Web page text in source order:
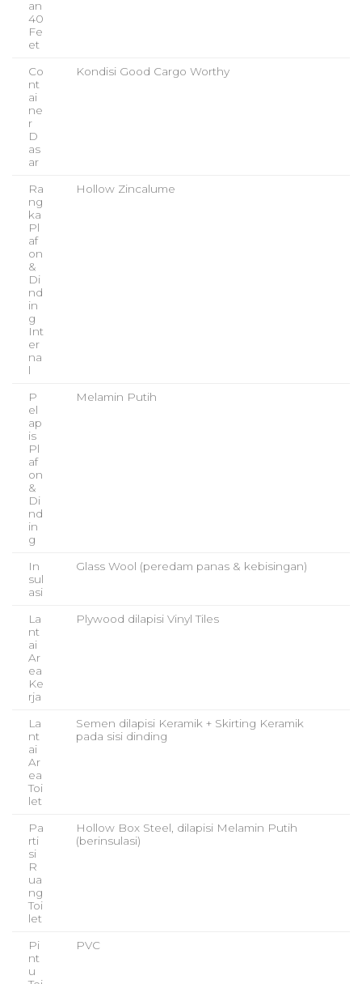
an
40
Fe
et
Co
nt
ai
ne
r
D
as
ar
Kondisi Good Cargo Worthy
Ra
ng
ka
Pl
af
on
&
Di
nd
in
g
Int
er
na
l
Hollow Zincalume
P
el
ap
is
Pl
af
on
&
Di
nd
in
g
Melamin Putih
In
sul
asi
Glass Wool (peredam panas & kebisingan)
La
nt
ai
Ar
ea
Ke
rja
Plywood dilapisi Vinyl Tiles
La
nt
ai
Ar
ea
Toi
let
Semen dilapisi Keramik + Skirting Keramik
pada sisi dinding
Pa
rti
si
R
ua
ng
Toi
let
Hollow Box Steel, dilapisi Melamin Putih
(berinsulasi)
Pi
nt
u
PVC